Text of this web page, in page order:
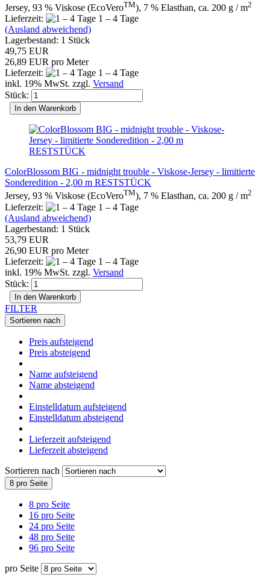
Jersey, 93 % Viskose (EcoVeroTM), 7 % Elasthan, ca. 200 g / m2
Lieferzeit:
1 – 4 Tage
(Ausland abweichend)
Lagerbestand: 1 Stück
49,75 EUR
26,89 EUR pro Meter
Lieferzeit:
1 – 4 Tage
inkl. 19% MwSt. zzgl. Versand
Stück:
In den Warenkorb
ColorBlossom BIG - midnight trouble - Viskose-Jersey - limitierte
Sonderedition - 2,00 m RESTSTÜCK
Jersey, 93 % Viskose (EcoVeroTM), 7 % Elasthan, ca. 200 g / m2
Lieferzeit:
1 – 4 Tage
(Ausland abweichend)
Lagerbestand: 1 Stück
53,79 EUR
26,90 EUR pro Meter
Lieferzeit:
1 – 4 Tage
inkl. 19% MwSt. zzgl. Versand
Stück:
In den Warenkorb
FILTER
Sortieren nach
Preis aufsteigend
Preis absteigend
Name aufsteigend
Name absteigend
Einstelldatum aufsteigend
Einstelldatum absteigend
Lieferzeit aufsteigend
Lieferzeit absteigend
Sortieren nach
8 pro Seite
8 pro Seite
16 pro Seite
24 pro Seite
48 pro Seite
96 pro Seite
pro Seite